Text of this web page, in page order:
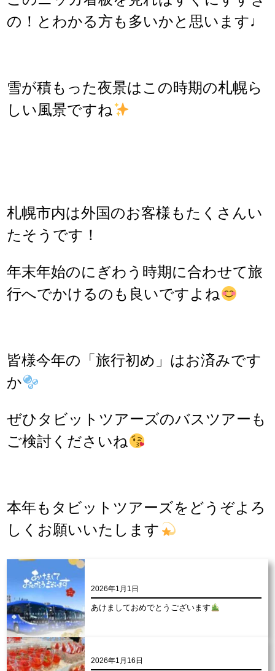
の！とわかる方も多いかと思います♩
雪が積もった夜景はこの時期の札幌ら
しい風景ですね
札幌市内は外国のお客様もたくさんい
たそうです！
年末年始のにぎわう時期に合わせて旅
行へでかけるのも良いですよね
皆様今年の「旅行初め」はお済みです
か
ぜひタビットツアーズのバスツアーも
ご検討くださいね
本年もタビットツアーズをどうぞよろ
しくお願いいたします
2026年1月1日
あけましておめでとうございます
2026年1月16日